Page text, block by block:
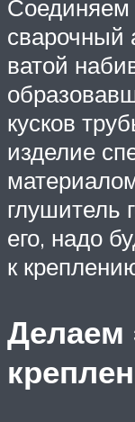
Соединяем
сварочный
ватой
кусков
изделие
глушитель
его, надо
к
Делаем